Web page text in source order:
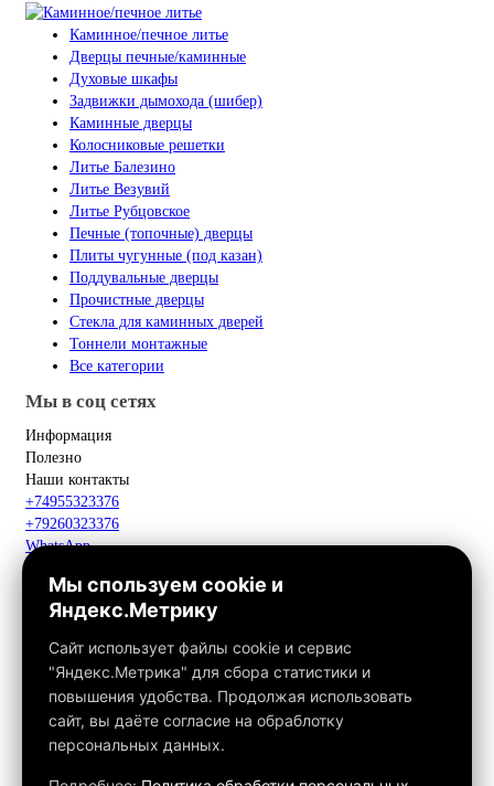
Каминное/печное литье
Дверцы печные/каминные
Духовые шкафы
Задвижки дымохода (шибер)
Каминные дверцы
Колосниковые решетки
Литье Балезино
Литье Везувий
Литье Рубцовское
Печные (топочные) дверцы
Плиты чугунные (под казан)
Поддувальные дверцы
Прочистные дверцы
Стекла для каминных дверей
Тоннели монтажные
Все категории
Мы в соц сетях
Информация
Полезно
Наши контакты
+74955323376
+79260323376
WhatsApp
Макс
info@fox-kamin.ru
Наш адрес
Московская область, г. Павловский Посад, дер. Фатеево, д. 3П,
офис 113
Работаем с 10:00 до 18:00
Связаться с нами
Мы спользуем cookie и
Яндекс.Метрику
Сайт использует файлы cookie и сервис
"Яндекс.Метрика" для сбора статистики и
повышения удобства. Продолжая использовать
сайт, вы даёте согласие на обраблотку
персональных данных.